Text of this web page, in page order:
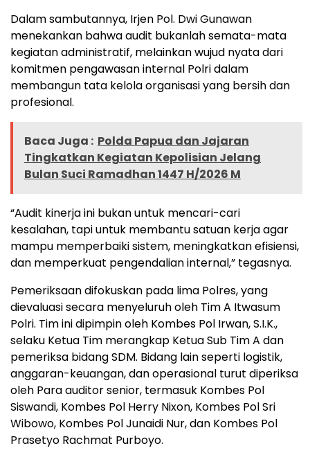
Dalam sambutannya, Irjen Pol. Dwi Gunawan
menekankan bahwa audit bukanlah semata-mata
kegiatan administratif, melainkan wujud nyata dari
komitmen pengawasan internal Polri dalam
membangun tata kelola organisasi yang bersih dan
profesional.
Baca Juga : Polda Papua dan Jajaran
Tingkatkan Kegiatan Kepolisian Jelang
Bulan Suci Ramadhan 1447 H/2026 M
“Audit kinerja ini bukan untuk mencari-cari
kesalahan, tapi untuk membantu satuan kerja agar
mampu memperbaiki sistem, meningkatkan efisiensi,
dan memperkuat pengendalian internal,” tegasnya.
Pemeriksaan difokuskan pada lima Polres, yang
dievaluasi secara menyeluruh oleh Tim A Itwasum
Polri. Tim ini dipimpin oleh Kombes Pol Irwan, S.I.K.,
selaku Ketua Tim merangkap Ketua Sub Tim A dan
pemeriksa bidang SDM. Bidang lain seperti logistik,
anggaran-keuangan, dan operasional turut diperiksa
oleh Para auditor senior, termasuk Kombes Pol
Siswandi, Kombes Pol Herry Nixon, Kombes Pol Sri
Wibowo, Kombes Pol Junaidi Nur, dan Kombes Pol
Prasetyo Rachmat Purboyo.